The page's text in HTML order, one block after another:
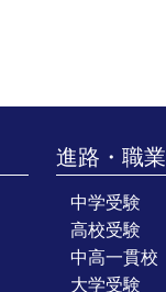
進路・職業
中学受験
高校受験
中高一貫校
大学受験